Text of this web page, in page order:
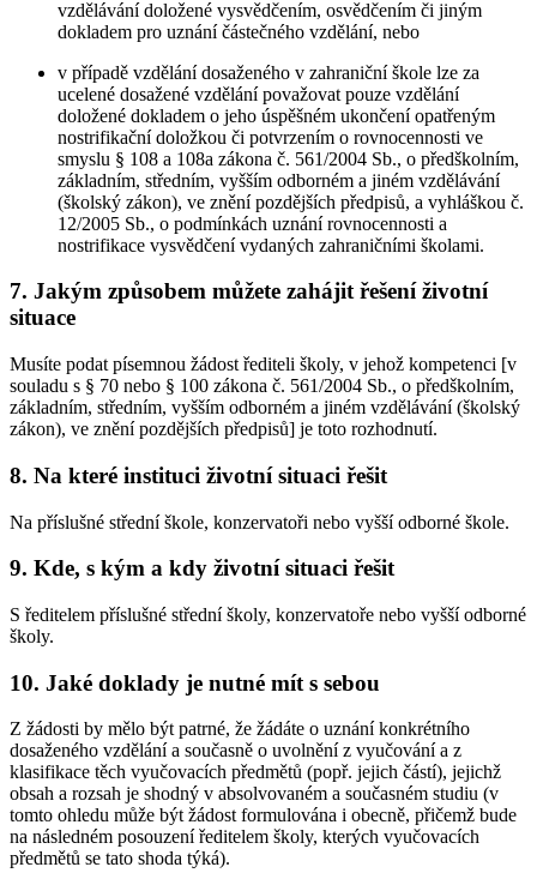
vzdělávání doložené vysvědčením, osvědčením či jiným
dokladem pro uznání částečného vzdělání, nebo
v případě vzdělání dosaženého v zahraniční škole lze za
ucelené dosažené vzdělání považovat pouze vzdělání
doložené dokladem o jeho úspěšném ukončení opatřeným
nostrifikační doložkou či potvrzením o rovnocennosti ve
smyslu § 108 a 108a zákona č. 561/2004 Sb., o předškolním,
základním, středním, vyšším odborném a jiném vzdělávání
(školský zákon), ve znění pozdějších předpisů, a vyhláškou č.
12/2005 Sb., o podmínkách uznání rovnocennosti a
nostrifikace vysvědčení vydaných zahraničními školami.
7. Jakým způsobem můžete zahájit řešení životní
situace
Musíte podat písemnou žádost řediteli školy, v jehož kompetenci [v
souladu s § 70 nebo § 100 zákona č. 561/2004 Sb., o předškolním,
základním, středním, vyšším odborném a jiném vzdělávání (školský
zákon), ve znění pozdějších předpisů] je toto rozhodnutí.
8. Na které instituci životní situaci řešit
Na příslušné střední škole, konzervatoři nebo vyšší odborné škole.
9. Kde, s kým a kdy životní situaci řešit
S ředitelem příslušné střední školy, konzervatoře nebo vyšší odborné
školy.
10. Jaké doklady je nutné mít s sebou
Z žádosti by mělo být patrné, že žádáte o uznání konkrétního
dosaženého vzdělání a současně o uvolnění z vyučování a z
klasifikace těch vyučovacích předmětů (popř. jejich částí), jejichž
obsah a rozsah je shodný v absolvovaném a současném studiu (v
tomto ohledu může být žádost formulována i obecně, přičemž bude
na následném posouzení ředitelem školy, kterých vyučovacích
předmětů se tato shoda týká).